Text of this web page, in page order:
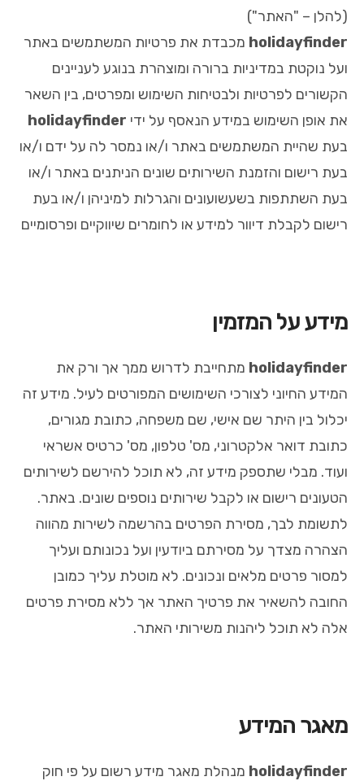
(להלן – "האתר")
holidayfinder מכבדת את פרטיות המשתמשים באתר
ועל נוקטת במדיניות ברורה ומוצהרת בנוגע לעניינים
הקשורים לפרטיות ולבטיחות השימוש ומפרטים, בין השאר
את אופן השימוש במידע הנאסף על ידי holidayfinder
בעת שהיית המשתמשים באתר ו/או נמסר לה על ידם ו/או
בעת רישום והזמנת השירותים שונים הניתנים באתר ו/או
בעת השתתפות בשעשועונים והגרלות למיניהן ו/או בעת
רישום לקבלת דיוור למידע או לחומרים שיווקיים ופרסומיים
מידע על המזמין
holidayfinder מתחייבת לדרוש ממך אך ורק את
המידע החיוני לצורכי השימושים המפורטים לעיל. מידע זה
יכלול בין היתר שם אישי, שם משפחה, כתובת מגורים,
כתובת דואר אלקטרוני, מס' טלפון, מס' כרטיס אשראי
ועוד. מבלי שתספק מידע זה, לא תוכל להירשם לשירותים
הטעונים רישום או לקבל שירותים נוספים שונים. באתר.
לתשומת לבך, מסירת הפרטים בהרשמה לשירות מהווה
הצהרה מצדך על מסירתם ביודעין ועל נכונותם ועליך
למסור פרטים מלאים ונכונים. לא מוטלת עליך כמובן
החובה להשאיר את פרטיך האתר אך ללא מסירת פרטים
אלה לא תוכל ליהנות משירותי האתר.
מאגר המידע
holidayfinder מנהלת מאגר מידע רשום על פי חוק